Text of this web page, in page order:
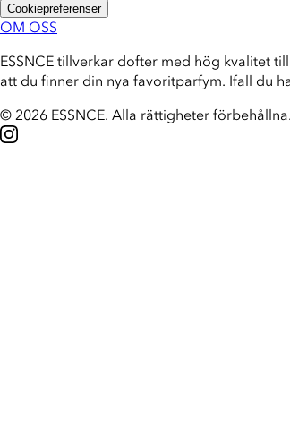
Cookiepreferenser
OM OSS
ESSNCE tillverkar dofter med hög kvalitet
att du finner din nya favoritparfym. Ifall du
© 2026 ESSNCE. Alla rättigheter förbehållna.